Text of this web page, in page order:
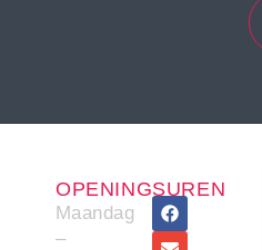
OPENINGSUREN
Maandag
–